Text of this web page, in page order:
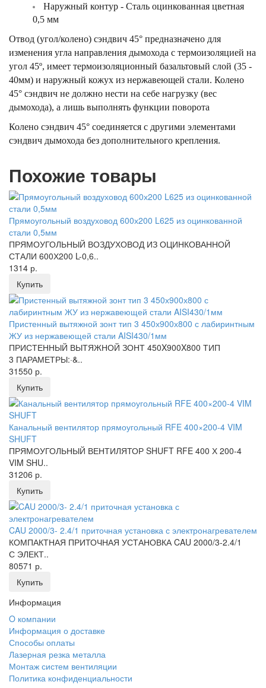
Наружный контур - Сталь оцинкованная цветная
0,5 мм
Отвод (угол/колено) сэндвич 45° предназначено для
изменения угла направления дымохода с термоизоляцией на
угол 45º, имеет термоизоляционный базальтовый слой (35 -
40мм) и наружный кожух из нержавеющей стали. Колено
45° сэндвич не должно нести на себе нагрузку (вес
дымохода), а лишь выполнять функции поворота
Колено сэндвич 45° соединяется с другими элементами
сэндвич дымохода без дополнительного крепления.
Похожие товары
Прямоугольный воздуховод 600х200 L625 из оцинкованной
стали 0,5мм
ПРЯМОУГОЛЬНЫЙ ВОЗДУХОВОД ИЗ ОЦИНКОВАННОЙ
СТАЛИ 600Х200 L-0,6..
1314 р.
Купить
Пристенный вытяжной зонт тип 3 450х900х800 с лабиринтным
ЖУ из нержавеющей стали AISI430/1мм
ПРИСТЕННЫЙ ВЫТЯЖНОЙ ЗОНТ 450X900X800 ТИП
3 ПАРАМЕТРЫ:·&..
31550 р.
Купить
Канальный вентилятор прямоугольный RFE 400×200-4 VIM
SHUFT
ПРЯМОУГОЛЬНЫЙ ВЕНТИЛЯТОР SHUFT RFE 400 Х 200-4
VIM SHU..
31206 р.
Купить
CAU 2000/3- 2.4/1 приточная установка с электронагревателем
КОМПАКТНАЯ ПРИТОЧНАЯ УСТАНОВКА CAU 2000/3-2.4/1
С ЭЛЕКТ..
80571 р.
Купить
Информация
O компании
Информация о доставке
Способы оплаты
Лазерная резка металла
Монтаж систем вентиляции
Политика конфиденциальности